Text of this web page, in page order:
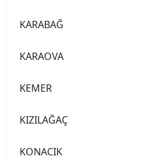
KARABAĞ
KARAOVA
KEMER
KIZILAĞAÇ
KONACIK